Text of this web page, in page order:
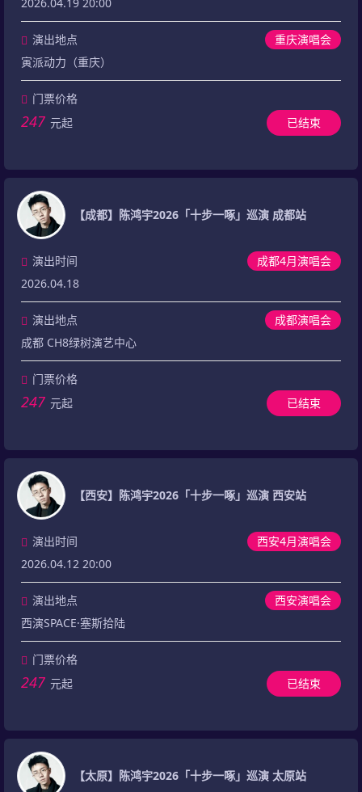
演出地点
重庆演唱会
寅派动力（重庆）
门票价格
247 元起 已结束
【成都】陈鸿宇2026「十步一啄」巡演 成都站
成都4月演唱会
演出时间
2026.04.18
演出地点
成都演唱会
成都 CH8绿树演艺中心
门票价格
247 元起 已结束
【西安】陈鸿宇2026「十步一啄」巡演 西安站
西安4月演唱会
演出时间
2026.04.12 20:00
演出地点
西安演唱会
西演SPACE·塞斯拾陆
门票价格
247 元起 已结束
【太原】陈鸿宇2026「十步一啄」巡演 太原站